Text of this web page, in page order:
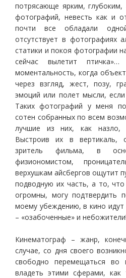
потрясающе ярким,
фотографий, невесть как и
почти все обладали
отсутствует в
статики и покоя фотографии
сейчас вылетит
моментальность, когда
через взгляд, жест, позу,
эмоций или полет мысли,
Таких фотографий у меня
сотен собранных по всем
лучшие из них, как назло,
Выстроив их в вертикаль,
зритель фильма, в
физиономистом,
верхушкам айсбергов ощутит
подводную их часть, а то,
огромны, могу подтвердить
моему убеждению, в кино
– «озабоченные» и
Кинематограф – жанр,
случае, со дня своего
свободно перемещаться во
владеть этими сферами,